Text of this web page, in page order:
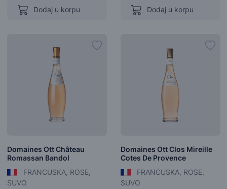
Dodaj u korpu Dodaj u korpu
Domaines Ott Château
Romassan Bandol
FRANCUSKA, ROSE,
SUVO
Domaines Ott Clos Mireille
Cotes De Provence
FRANCUSKA, ROSE,
SUVO